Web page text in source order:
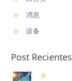
9 消息
9 设备
Post Recientes
9